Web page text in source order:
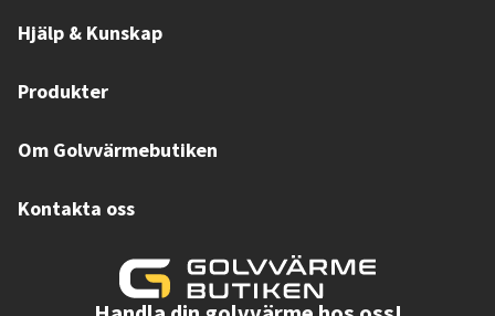
Hjälp & Kunskap
Produkter
Om Golvvärmebutiken
Kontakta oss